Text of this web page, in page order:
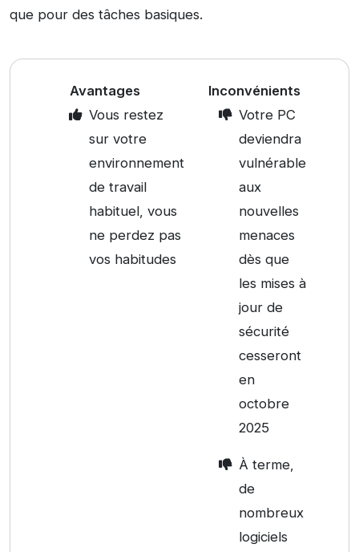
que pour des tâches basiques.
Avantages
Vous restez
sur votre
environnement
de travail
habituel, vous
ne perdez pas
vos habitudes
Inconvénients
Votre PC
deviendra
vulnérable
aux
nouvelles
menaces
dès que
les mises à
jour de
sécurité
cesseront
en
octobre
2025
À terme,
de
nombreux
logiciels